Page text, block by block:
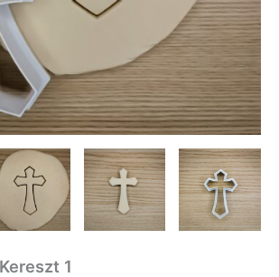
1